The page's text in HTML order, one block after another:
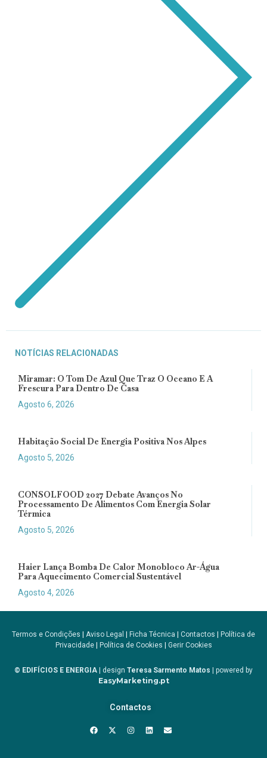
NOTÍCIAS RELACIONADAS
Miramar: O Tom De Azul Que Traz O Oceano E A
Frescura Para Dentro De Casa
Agosto 6, 2026
Habitação Social De Energia Positiva Nos Alpes
Agosto 5, 2026
CONSOLFOOD 2027 Debate Avanços No
Processamento De Alimentos Com Energia Solar
Térmica
Agosto 5, 2026
Haier Lança Bomba De Calor Monobloco Ar-Água
Para Aquecimento Comercial Sustentável
Agosto 4, 2026
Termos e Condições Aviso Legal Ficha Técnica Contactos
Política de
Privacidade| Política de Cookies Gerir Cookies
© EDIFÍCIOS E ENERGIA | design Teresa Sarmento Matos | powered by
EasyMarketing.pt
Contactos